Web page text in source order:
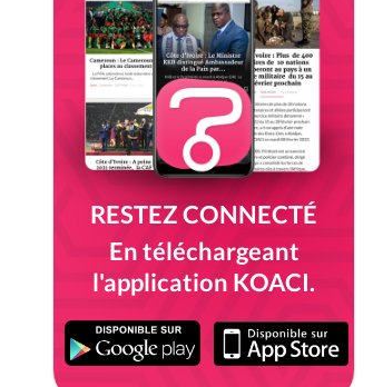
RESTEZ CONNECTÉ
En téléchargeant
l'application KOACI.